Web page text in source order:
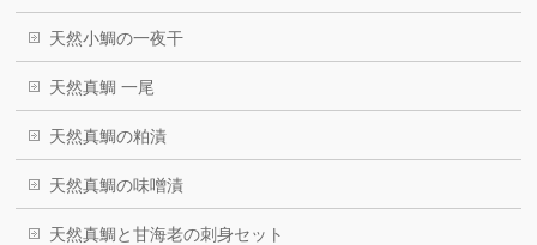
天然小鯛の一夜干
天然真鯛 一尾
天然真鯛の粕漬
天然真鯛の味噌漬
天然真鯛と甘海老の刺身セット